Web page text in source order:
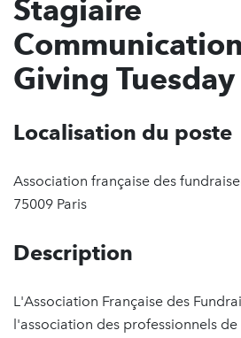
Stagiaire
Communication
Giving Tuesday
Localisation du poste
Association française des
75009 Paris
Description
L'Association Française des
l'association des professionnels